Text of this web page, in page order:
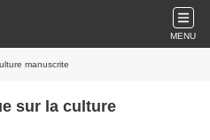
MENU
manuscrite
sur la culture